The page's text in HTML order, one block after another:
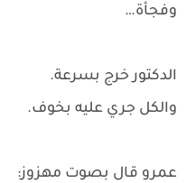
وفجأة…
الدكتور خرج بسرعة.
والكل جري عليه بخوف.
عمرو قال بصوت مهزوز: